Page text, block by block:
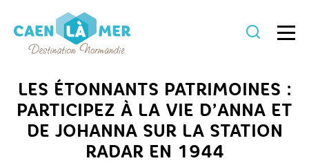
la
mer
Tourisme
LES ÉTONNANTS PATRIMOINES :
PARTICIPEZ À LA VIE D’ANNA ET
DE JOHANNA SUR LA STATION
RADAR EN 1944